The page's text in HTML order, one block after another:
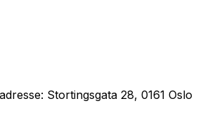
Stortingsgata 28, 0161 Oslo